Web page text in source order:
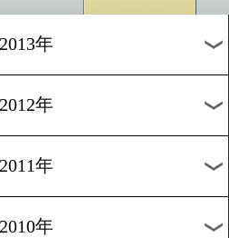
2020年
2019年